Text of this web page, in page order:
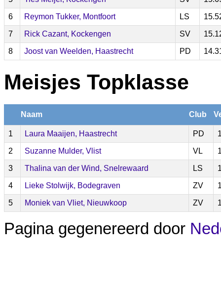
6 Reymon Tukker, Montfoort LS
7 Rick Cazant, Kockengen SV
8 Joost van Weelden, Haastrecht PD
Meisjes Topklasse
Naam Club
1 Laura Maaijen, Haastrecht PD
2 Suzanne Mulder, Vlist VL
3 Thalina van der Wind, Snelrewaard LS
4 Lieke Stolwijk, Bodegraven ZV
5 Moniek van Vliet, Nieuwkoop ZV
Pagina gegenereerd door